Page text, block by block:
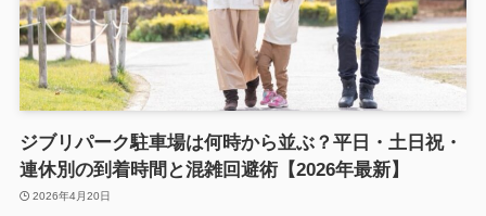
ジブリパーク駐車場は何時から並ぶ？平日・土日祝・
連休別の到着時間と混雑回避術【2026年最新】
2026年4月20日